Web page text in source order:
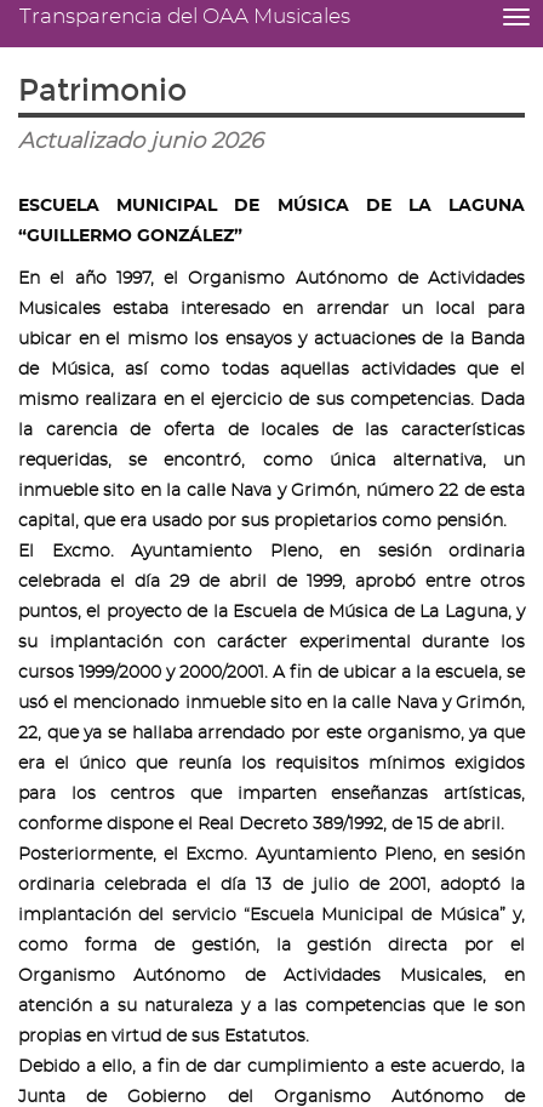
para
la
de
|
del
Transparencia del OAA Musicales
Patrimonio
Actualizado junio 2026
ESCUELA MUNICIPAL DE MÚSICA DE LA LAGUNA
“GUILLERMO GONZÁLEZ”
En el año 1997, el Organismo Autónomo de Actividades
Musicales estaba interesado en arrendar un local para
ubicar en el mismo los ensayos y actuaciones de la Banda
de Música, así como todas aquellas actividades que el
mismo realizara en el ejercicio de sus competencias. Dada
la carencia de oferta de locales de las características
requeridas, se encontró, como única alternativa, un
inmueble sito en la calle Nava y Grimón, número 22 de esta
capital, que era usado por sus propietarios como pensión.
El Excmo. Ayuntamiento Pleno, en sesión ordinaria
celebrada el día 29 de abril de 1999, aprobó entre otros
puntos, el proyecto de la Escuela de Música de La Laguna, y
su implantación con carácter experimental durante los
cursos 1999/2000 y 2000/2001. A fin de ubicar a la escuela, se
usó el mencionado inmueble sito en la calle Nava y Grimón,
22, que ya se hallaba arrendado por este organismo, ya que
era el único que reunía los requisitos mínimos exigidos
para los centros que imparten enseñanzas artísticas,
conforme dispone el Real Decreto 389/1992, de 15 de abril.
Posteriormente, el Excmo. Ayuntamiento Pleno, en sesión
ordinaria celebrada el día 13 de julio de 2001, adoptó la
implantación del servicio “Escuela Municipal de Música” y,
como forma de gestión, la gestión directa por el
Organismo Autónomo de Actividades Musicales, en
atención a su naturaleza y a las competencias que le son
propias en virtud de sus Estatutos.
Debido a ello, a fin de dar cumplimiento a este acuerdo, la
Junta de Gobierno del Organismo Autónomo de